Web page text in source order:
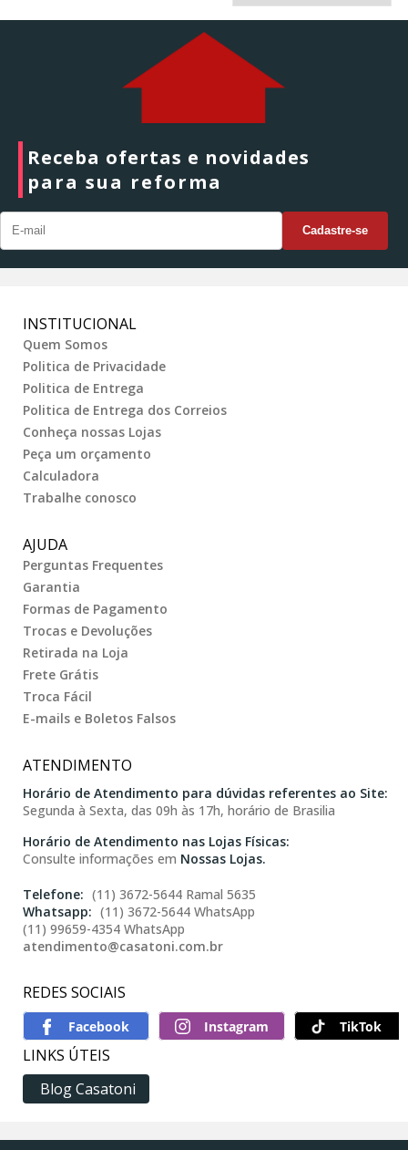
Receba ofertas e novidades
para sua reforma
INSTITUCIONAL
Quem Somos
Politica de Privacidade
Politica de Entrega
Politica de Entrega dos Correios
Conheça nossas Lojas
Peça um orçamento
Calculadora
Trabalhe conosco
AJUDA
Perguntas Frequentes
Garantia
Formas de Pagamento
Trocas e Devoluções
Retirada na Loja
Frete Grátis
Troca Fácil
E-mails e Boletos Falsos
ATENDIMENTO
Horário de Atendimento para dúvidas referentes ao Site:
Segunda à Sexta, das 09h às 17h, horário de Brasilia
Horário de Atendimento nas Lojas Físicas:
Consulte informações em Nossas Lojas.
(11) 3672-5644 Ramal 5635
(11) 3672-5644 WhatsApp
(11) 99659-4354 WhatsApp
atendimento@casatoni.com.br
REDES SOCIAIS
TikTok
LINKS ÚTEIS
Blog Casatoni